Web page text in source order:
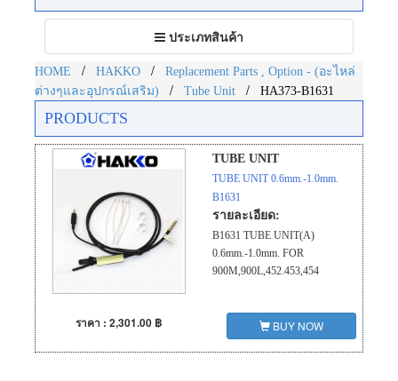
Toggle
navigation
ประเภทสินค้า
HOME / HAKKO /
Replacement Parts , Option - (อะไหล่
ต่างๆและอุปกรณ์เสริม)
/ Tube Unit / HA373-B1631
PRODUCTS
TUBE UNIT
TUBE UNIT 0.6mm.-1.0mm.
B1631
รายละเอียด:
B1631 TUBE UNIT(A)
0.6mm.-1.0mm. FOR
900M,900L,452.453,454
ราคา : 2,301.00 ฿ BUY NOW